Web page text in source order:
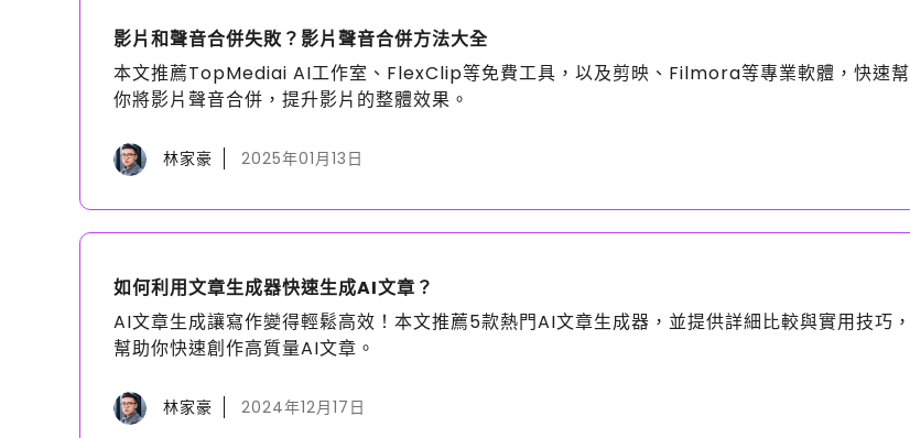
影片和聲音合併失敗？影片聲音合併方法大全
本文推薦TopMediai AI工作室、FlexClip等免費工具，以及剪映、Filmora等專業軟體，快速幫
你將影片聲音合併，提升影片的整體效果。
林家豪 2025年01月13日
如何利用文章生成器快速生成AI文章？
AI文章生成讓寫作變得輕鬆高效！本文推薦5款熱門AI文章生成器，並提供詳細比較與實用技巧，
幫助你快速創作高質量AI文章。
林家豪 2024年12月17日